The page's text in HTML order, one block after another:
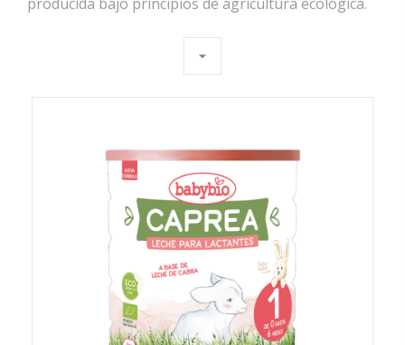
arrow_drop_down